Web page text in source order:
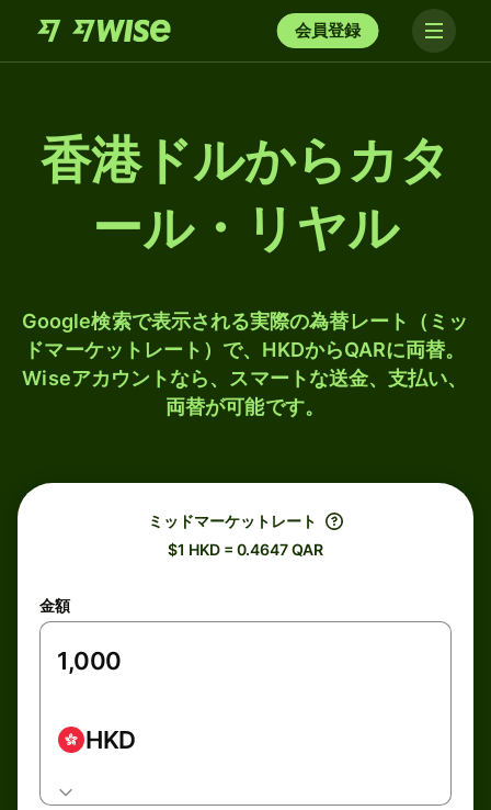
会員登録
香港ドルからカタ
ール・リヤル
Google検索で表示される実際の為替レート（ミッ
ドマーケットレート）で、HKDからQARに両替。
Wiseアカウントなら、スマートな送金、支払い、
両替が可能です。
ミッドマーケットレート
$1 HKD = 0.4647 QAR
金額
HKD